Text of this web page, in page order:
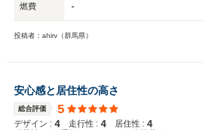
燃費 -
投稿者：ahirv（群馬県）
安心感と居住性の高さ
総合評価 5
デザイン : 4 走行性 : 4 居住性 : 4